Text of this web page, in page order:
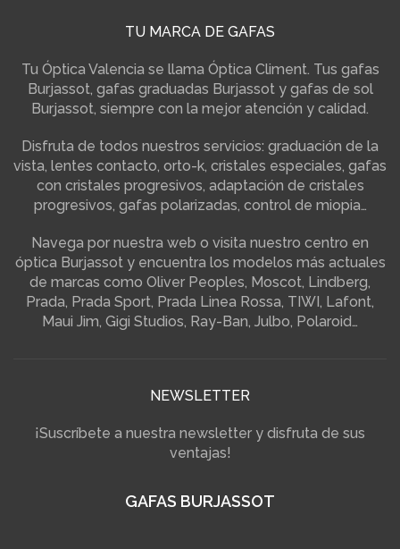
TU MARCA DE GAFAS
Tu Óptica Valencia se llama Óptica Climent. Tus gafas
Burjassot, gafas graduadas Burjassot y gafas de sol
Burjassot, siempre con la mejor atención y calidad.
Disfruta de todos nuestros servicios: graduación de la
vista, lentes contacto, orto-k, cristales especiales, gafas
con cristales progresivos, adaptación de cristales
progresivos, gafas polarizadas, control de miopia…
Navega por nuestra web o visita nuestro centro en
óptica Burjassot y encuentra los modelos más actuales
de marcas como Oliver Peoples, Moscot, Lindberg,
Prada, Prada Sport, Prada Linea Rossa, TIWI, Lafont,
Maui Jim, Gigi Studios, Ray-Ban, Julbo, Polaroid…
NEWSLETTER
¡Suscríbete a nuestra newsletter y disfruta de sus
ventajas!
GAFAS BURJASSOT